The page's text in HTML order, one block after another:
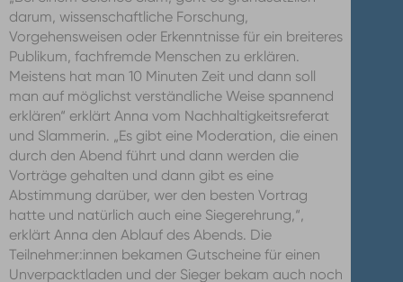
darum, wissenschaftliche Forschung,
Vorgehensweisen oder Erkenntnisse für ein breiteres
Publikum, fachfremde Menschen zu erklären.
Meistens hat man 10 Minuten Zeit und dann soll
man auf möglichst verständliche Weise spannend
erklären“ erklärt Anna vom Nachhaltigkeitsreferat
und Slammerin. „Es gibt eine Moderation, die einen
durch den Abend führt und dann werden die
Vorträge gehalten und dann gibt es eine
Abstimmung darüber, wer den besten Vortrag
hatte und natürlich auch eine Siegerehrung,“,
erklärt Anna den Ablauf des Abends. Die
Teilnehmer:innen bekamen Gutscheine für einen
Unverpacktladen und der Sieger bekam auch noch